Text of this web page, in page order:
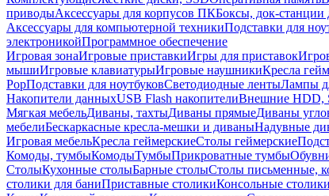
приводыАксессуары для корпусов ПКБоксы, док-станции
Аксессуары для компьютерной техникиПодставки для
электроникойПрограммное обеспечение
Игровая зонаИгровые приставкиИгры для приставок
мышиИгровые клавиатурыИгровые наушникиКресла
PopПодставки для ноутбуковСветодиодные лентыЛампы
Накопители данныхUSB Flash накопителиВнешние HDD,
Мягкая мебельДиваны, тахтыДиваны прямыеДиваны
мебелиБескаркасные кресла-мешки и диваныНадувные
Игровая мебельКресла геймерскиеСтолы геймерские
Комоды, тумбыКомодыТумбыПрикроватные тумбы
СтолыКухонные столыБарные столыСтолы письменные,
столики для баниПриставные столикиКонсольные столики